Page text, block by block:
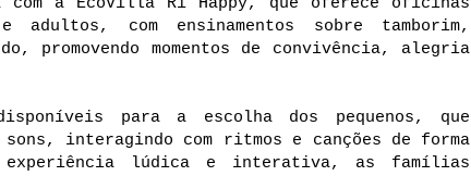
com a EcoVilla Ri Happy, que oferece oficinas
adultos, com ensinamentos sobre tamborim,
promovendo momentos de convivência, alegria
para a escolha dos pequenos, que
interagindo com ritmos e canções de forma
lúdica e interativa, as famílias